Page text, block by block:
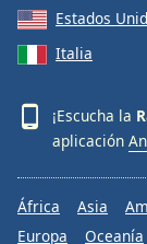
Estados
Italia
¡Escucha la
aplicación
África Asia
Europa
Oceanía